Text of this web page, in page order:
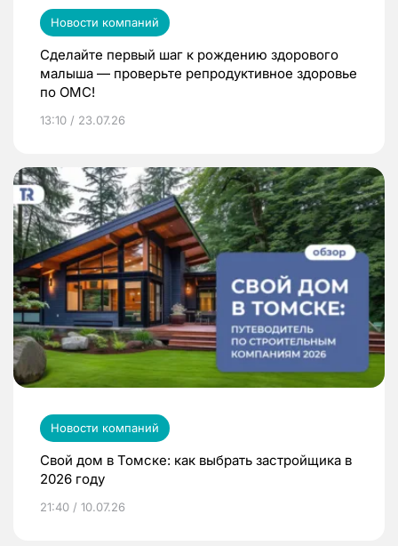
Новости компаний
Сделайте первый шаг к рождению здорового
малыша — проверьте репродуктивное здоровье
по ОМС!
13:10 / 23.07.26
Новости компаний
Свой дом в Томске: как выбрать застройщика в
2026 году
21:40 / 10.07.26